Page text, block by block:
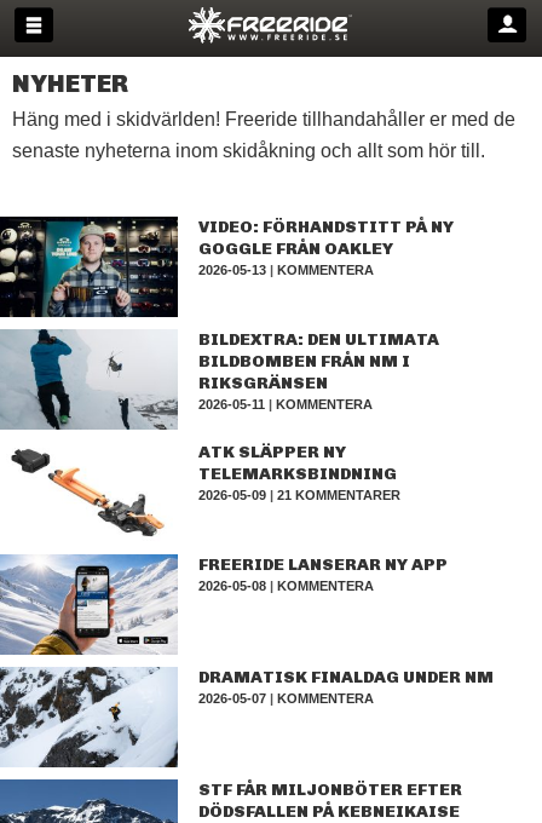
NYHETER
Häng med i skidvärlden! Freeride tillhandahåller er med de
senaste nyheterna inom skidåkning och allt som hör till.
VIDEO: FÖRHANDSTITT PÅ NY
GOGGLE FRÅN OAKLEY
2026-05-13 |KOMMENTERA
BILDEXTRA: DEN ULTIMATA
BILDBOMBEN FRÅN NM I
RIKSGRÄNSEN
2026-05-11 |KOMMENTERA
ATK SLÄPPER NY
TELEMARKSBINDNING
2026-05-09 |21 KOMMENTARER
FREERIDE LANSERAR NY APP
2026-05-08 |KOMMENTERA
DRAMATISK FINALDAG UNDER NM
2026-05-07 |KOMMENTERA
STF FÅR MILJONBÖTER EFTER
DÖDSFALLEN PÅ KEBNEIKAISE